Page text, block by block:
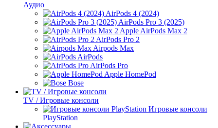
Аудио
AirPods 4 (2024)
AirPods Pro 3 (2025)
Apple AirPods Max 2
AirPods Pro 2
Airpods Max
AirPods
AirPods Pro
Apple HomePod
Bose
TV / Игровые консоли
Игровые консоли
PlayStation